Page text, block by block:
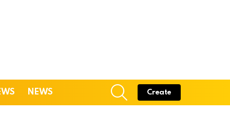
NEWS
SEARCH
Create